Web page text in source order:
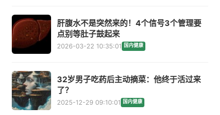
肝腹水不是突然来的！4个信号3个管理要
点别等肚子鼓起来
2026-03-22 10:35:01 国内健康
32岁男子吃药后主动摘菜：他终于活过来
了？
2025-12-29 09:10:01 国内健康